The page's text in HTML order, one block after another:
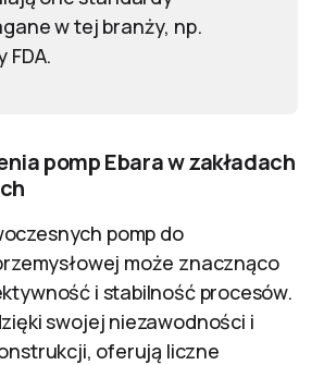
w tej branży, np.
FDA.
pomp Ebara w zakładach
pomp do
może znacznąco
i stabilność procesów.
swojej niezawodności i
oferują liczne